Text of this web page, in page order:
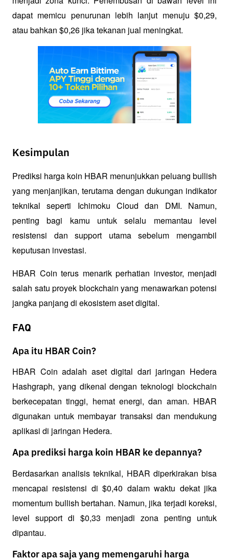
dapat memicu penurunan lebih lanjut menuju $0,29,
atau bahkan $0,26 jika tekanan jual meningkat.
Kesimpulan
Prediksi harga koin HBAR menunjukkan peluang bullish
yang menjanjikan, terutama dengan dukungan indikator
teknikal seperti Ichimoku Cloud dan DMI. Namun,
penting bagi kamu untuk selalu memantau level
resistensi dan support utama sebelum mengambil
keputusan investasi.
HBAR Coin terus menarik perhatian investor, menjadi
salah satu proyek blockchain yang menawarkan potensi
jangka panjang di ekosistem aset digital.
FAQ
Apa itu HBAR Coin?
HBAR Coin adalah aset digital dari jaringan Hedera
Hashgraph, yang dikenal dengan teknologi blockchain
berkecepatan tinggi, hemat energi, dan aman. HBAR
digunakan untuk membayar transaksi dan mendukung
aplikasi di jaringan Hedera.
Apa prediksi harga koin HBAR ke depannya?
Berdasarkan analisis teknikal, HBAR diperkirakan bisa
mencapai resistensi di $0,40 dalam waktu dekat jika
momentum bullish bertahan. Namun, jika terjadi koreksi,
level support di $0,33 menjadi zona penting untuk
dipantau.
Faktor apa saja yang memengaruhi harga